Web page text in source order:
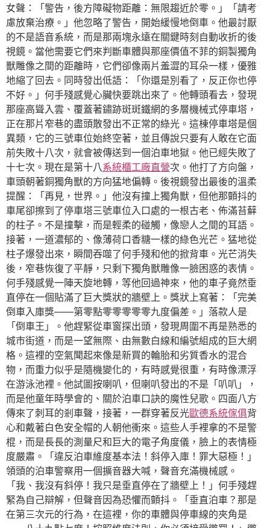
女聲：「警告，後方障礙物距離：無限趨近於零。」「請考
慮放棄治療。」他忽略了警告，開始緩慢地倒車。他最討厭
的不是語音系統，而是那兩塊永遠在關鍵時刻自動收折的後
視鏡。當他需要它們來判斷車體與那座價值不菲的銅製獨角
獸雕像之間的距離時，它們卻像兩片羞澀的耳朵一樣，優雅
地縮了回去。同時發出低語：「你還是別看了，反正你也停
不好。」何手殘感覺心臟快要跳出來了。他轉頭看去，發現
那座高聳入雲、覆蓋著鏽跡斑斑鐵網的多層機械式停車塔，
正在那片窄巷的盡頭散發出不正常的綠光。這棟停車塔是個
異類，它的三號車位始終空著，並且傳說只要有人敢在它面
前失敗十八次，就會被傳送到一個泊車地獄。他已經失敗了
十七次。現在是第十八系統櫃工廠直營次。他打了方向盤，
車頭朝著銅獨角獸的方向猛地偏轉。後視鏡發出最後的溫柔
提醒：「再見，世界。」他沒有撞上獨角獸，但他那顫抖的
車尾卻擦到了停車塔三號車位入口處的一根古老、佈滿苔蘚
的柱子。不是撞擊，而是輕柔的碰觸，像戀人之間的耳語。
接著，一道濃郁的、像薄荷口香糖一樣的綠色光芒。猛地從
柱子爆發出來，瞬間吞噬了何手殘和他的掀背車。光芒消失
後，窄巷恢復了平靜，只剩下獨角獸雕像一臉困惑的表情。
何手殘感覺一陣天旋地轉，等他回過神來，他的車子竟然垂
直停在一個貼滿了巨大獎狀的牆壁上。獎狀上寫著：「完美
倒車入庫獎——第零點零零零零零九度偏差。」落款人是
「倒車王」。他趕緊從車窗探出頭，發現周圍不再是熟悉的
城市街道，而是一望無際、由無數白線和編號組成的巨大網
格。這裡的空氣聞起來像是新買的輪胎和劣質香水的混合
物，而重力似乎是隨機變化的，有時感覺很重，有時像漂浮
在游泳池裡。他試圖按喇叭，但喇叭發出的不是「叭叭」，
而是他童年時學會的、關於泊車口訣的魔性兒歌。四面八方
傳來了刺耳的剎車聲，接著，一群穿著反光歐德系統傢俱背
心和戴著白色安全帽的人朝他衝來。這些人手裡拿的不是警
棍，而是長長的測量尺和巨大的電子角度儀，臉上的表情極
度嚴肅。「違反泊車維度基本法！斜停入庫！罪大惡極！」
領頭的泊車警察用一個擴音器大喊，聲音充滿機械感。
「我、我沒有斜停！我只是垂直停在了牆壁上！」何手殘趕
緊為自己辯解，但聲音因為恐懼而顫抖。「垂直泊車？那是
在第三次元的行為，在這裡，你的車體與停車線的夾角是